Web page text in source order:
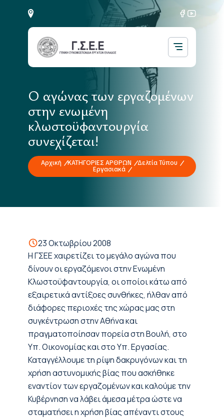
Ο αγώνας των εργαζομένων
στην ενωμένη
κλωστοϋφαντουργία
συνεχίζεται!
Αρχική ΚΑΤΗΓΟΡΙΕΣ ΑΡΘΡΩΝ
Δελτία Τύπου
Εργασιακά
23 Οκτωβρίου 2008
Η ΓΣΕΕ χαιρετίζει το μεγάλο αγώνα που
δίνουν οι εργαζόμενοι στην Ενωμένη
Κλωστοϋφαντουργία, οι οποίοι κάτω από
εξαιρετικά αντίξοες συνθήκες, ήλθαν από
διάφορες περιοχές της χώρας μας στη
συγκέντρωση στην Αθήνα και
πραγματοποίησαν πορεία στη Βουλή, στο
Υπ. Οικονομίας και στο Υπ. Εργασίας.
Καταγγέλλουμε τη ρίψη δακρυγόνων και τη
χρήση αστυνομικής βίας που ασκήθηκε
εναντίον των εργαζομένων και καλούμε την
Κυβέρνηση να λάβει άμεσα μέτρα ώστε να
σταματήσει η χρήση βίας απέναντι στους